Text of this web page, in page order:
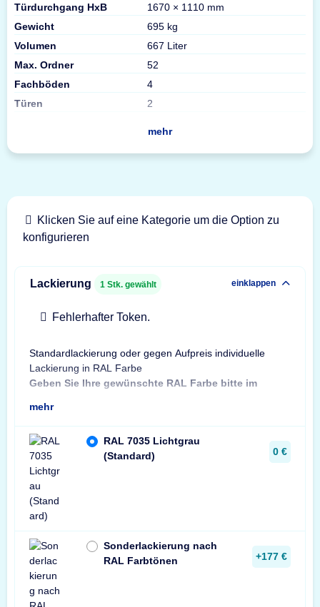
Türdurchgang HxB
1670 × 1110 mm
Gewicht
695 kg
Volumen
667 Liter
Max. Ordner
52
Fachböden
4
Türen
2
mehr
Klicken Sie auf eine Kategorie um die Option zu
konfigurieren
Lackierung 1 Stk. gewählt einklappen
Fehlerhafter Token.
Standardlackierung oder gegen Aufpreis individuelle
Lackierung in RAL Farbe
Geben Sie Ihre gewünschte RAL Farbe bitte im
mehr
RAL 7035 Lichtgrau
(Standard)
0 €
Sonderlackierung nach
RAL Farbtönen
+177 €